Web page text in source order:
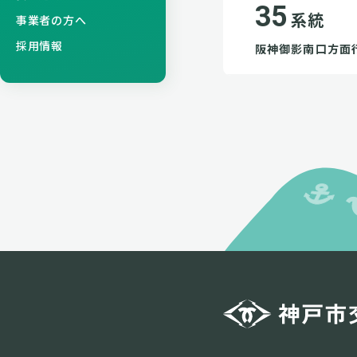
事業者の方へ
採用情報
35 系統
阪神御影南口方面